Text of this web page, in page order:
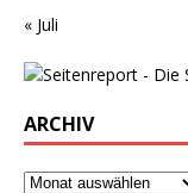
« Juli
ARCHIV